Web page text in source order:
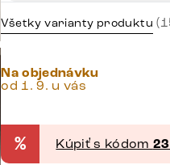
Všetky varianty produktu
Na objednávku
od 1. 9. u vás
% Kúpiť s kódom